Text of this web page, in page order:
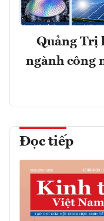
Quảng Trị
ngành công
Đọc tiếp